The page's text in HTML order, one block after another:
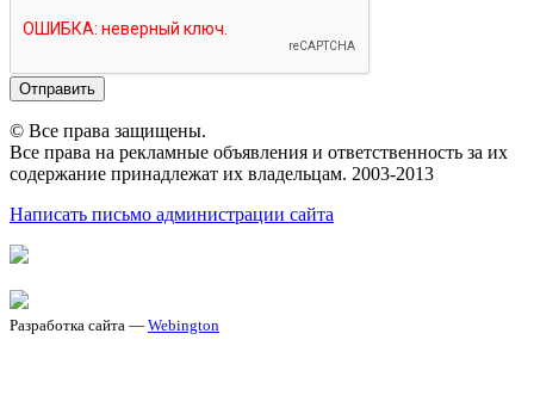
Отправить
© Все права защищены.
Все права на рекламные объявления и ответственность за их
содержание принадлежат их владельцам. 2003-2013
Написать письмо администрации сайта
Разработка сайта — Webington